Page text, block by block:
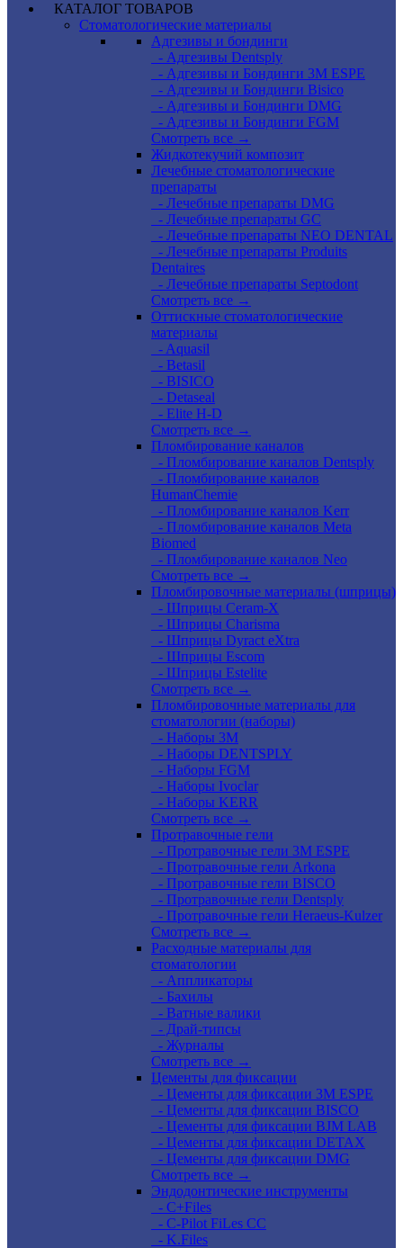
КАТАЛОГ ТОВАРОВ
Стоматологические материалы
Адгезивы и бондинги
- Адгезивы Dentsply
- Адгезивы и Бондинги 3M ESPE
- Адгезивы и Бондинги Bisico
- Адгезивы и Бондинги DMG
- Адгезивы и Бондинги FGM
Смотреть все →
Жидкотекучий композит
Лечебные стоматологические
препараты
- Лечебные препараты DMG
- Лечебные препараты GC
- Лечебные препараты NEO DENTAL
- Лечебные препараты Produits
Dentaires
- Лечебные препараты Septodont
Смотреть все →
Оттискные стоматологические
материалы
- Aquasil
- Betasil
- BISICO
- Detaseal
- Elite H-D
Смотреть все →
Пломбирование каналов
- Пломбирование каналов Dentsply
- Пломбирование каналов
HumanChemie
- Пломбирование каналов Kerr
- Пломбирование каналов Meta
Biomed
- Пломбирование каналов Neo
Смотреть все →
Пломбировочные материалы (шприцы)
- Шприцы Ceram-X
- Шприцы Charisma
- Шприцы Dyract eXtra
- Шприцы Escom
- Шприцы Estelite
Смотреть все →
Пломбировочные материалы для
стоматологии (наборы)
- Наборы 3М
- Наборы DENTSPLY
- Наборы FGM
- Наборы Ivoclar
- Наборы KERR
Смотреть все →
Протравочные гели
- Протравочные гели 3М ESPE
- Протравочные гели Arkona
- Протравочные гели BISCO
- Протравочные гели Dentsply
- Протравочные гели Heraeus-Kulzer
Смотреть все →
Расходные материалы для
стоматологии
- Аппликаторы
- Бахилы
- Ватные валики
- Драй-типсы
- Журналы
Смотреть все →
Цементы для фиксации
- Цементы для фиксации 3M ESPE
- Цементы для фиксации BISCO
- Цементы для фиксации BJM LAB
- Цементы для фиксации DETAX
- Цементы для фиксации DMG
Смотреть все →
Эндодонтические инструменты
- C+Files
- C-Pilot FiLes CC
- K.Files